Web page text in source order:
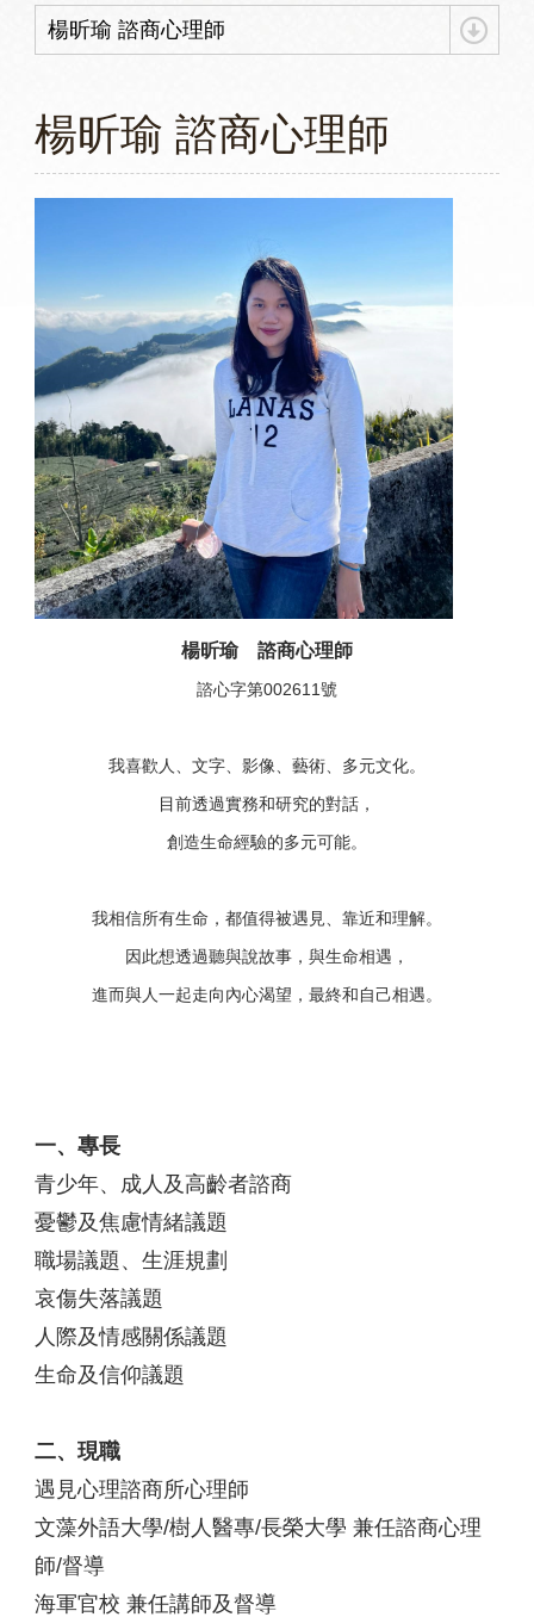
楊昕瑜 諮商心理師
楊昕瑜 諮商心理師
楊昕瑜 諮商心理師
諮心字第002611號
我喜歡人、文字、影像、藝術、多元文化。
目前透過實務和研究的對話，
創造生命經驗的多元可能。
我相信所有生命，都值得被遇見、靠近和理解。
因此想透過聽與說故事，與生命相遇，
進而與人一起走向內心渴望，最終和自己相遇。
一、專長
青少年、成人及高齡者諮商
憂鬱及焦慮情緒議題
職場議題、生涯規劃
哀傷失落議題
人際及情感關係議題
生命及信仰議題
二、現職
遇見心理諮商所心理師
文藻外語大學/樹人醫專/長榮大學 兼任諮商心理
師/督導
海軍官校 兼任講師及督導